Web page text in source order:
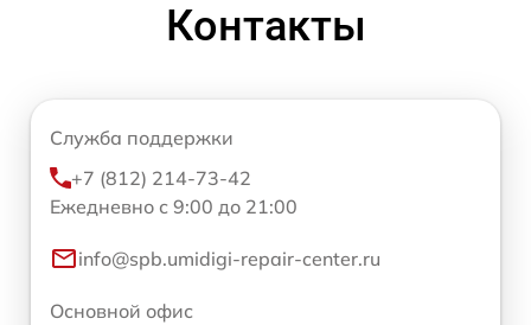
Контакты
Служба поддержки
+7 (812) 214-73-42
Ежедневно с 9:00 до 21:00
info@spb.umidigi-repair-center.ru
Основной офис